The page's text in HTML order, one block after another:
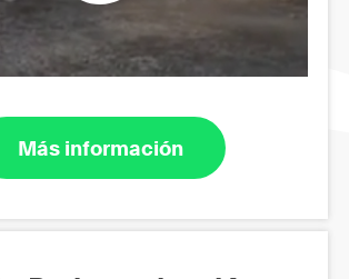
Más información